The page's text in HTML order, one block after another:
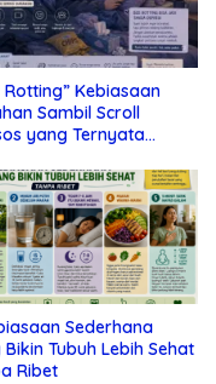
Rotting” Kebiasaan
Sambil Scroll
yang Ternyata
Sederhana
Tubuh Lebih Sehat
Ribet